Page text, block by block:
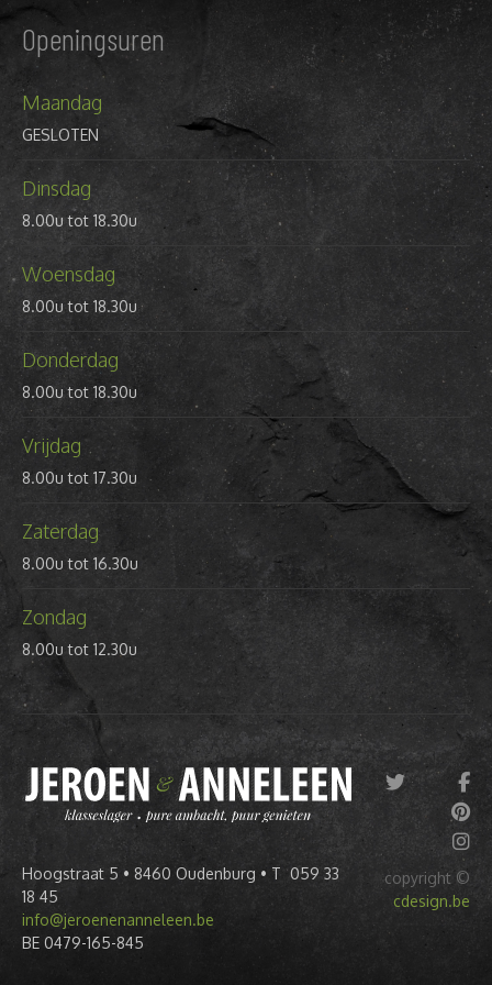
Openingsuren
Maandag
GESLOTEN
Dinsdag
8.00u tot 18.30u
Woensdag
8.00u tot 18.30u
Donderdag
8.00u tot 18.30u
Vrijdag
8.00u tot 17.30u
Zaterdag
8.00u tot 16.30u
Zondag
8.00u tot 12.30u
Hoogstraat 5 • 8460 Oudenburg • T 059 33
18 45
info@jeroenenanneleen.be
BE 0479-165-845
copyright ©
cdesign.be